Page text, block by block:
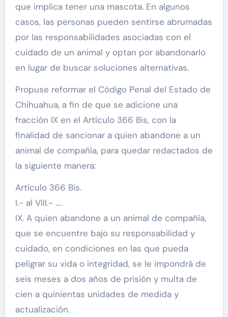
que implica tener una mascota. En algunos
casos, las personas pueden sentirse abrumadas
por las responsabilidades asociadas con el
cuidado de un animal y optan por abandonarlo
en lugar de buscar soluciones alternativas.
Propuse reformar el Código Penal del Estado de
Chihuahua, a fin de que se adicione una
fracción IX en el Artículo 366 Bis, con la
finalidad de sancionar a quien abandone a un
animal de compañía, para quedar redactados de
la siguiente manera:
Artículo 366 Bis.
I.- al VIII.- ….
IX. A quien abandone a un animal de compañía,
que se encuentre bajo su responsabilidad y
cuidado, en condiciones en las que pueda
peligrar su vida o integridad, se le impondrá de
seis meses a dos años de prisión y multa de
cien a quinientas unidades de medida y
actualización.